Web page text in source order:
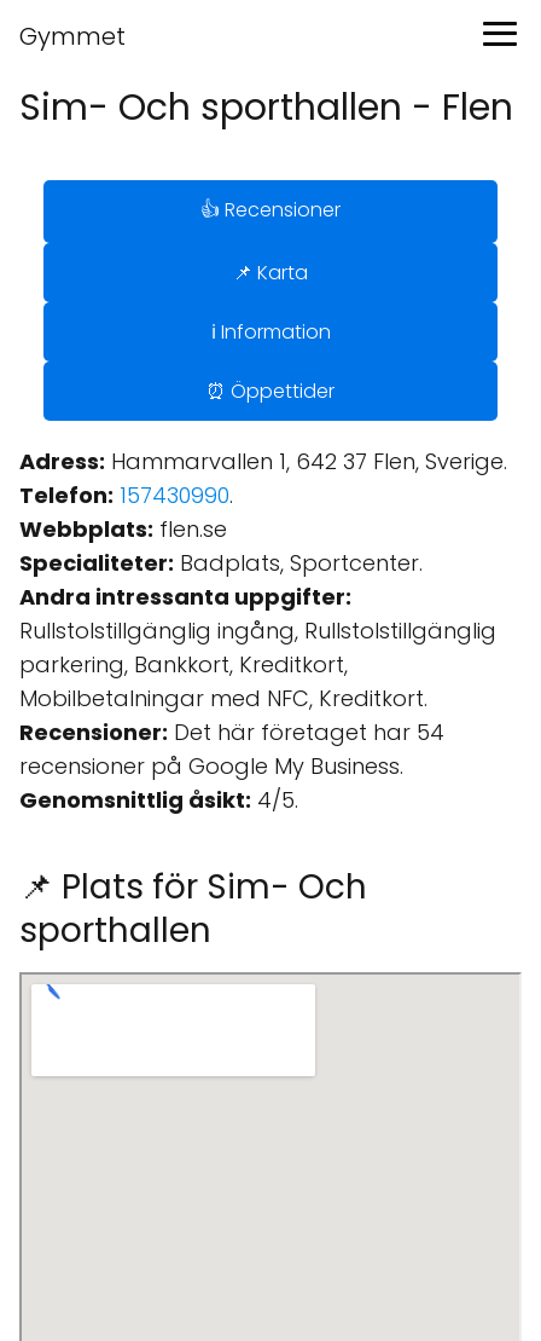
Gymmet
Sim- Och sporthallen - Flen
👍 Recensioner
📌 Karta
ℹ️ Information
⏰ Öppettider
Adress: Hammarvallen 1, 642 37 Flen, Sverige.
Telefon: 157430990.
Webbplats: flen.se
Specialiteter: Badplats, Sportcenter.
Andra intressanta uppgifter:
Rullstolstillgänglig ingång, Rullstolstillgänglig
parkering, Bankkort, Kreditkort,
Mobilbetalningar med NFC, Kreditkort.
Recensioner: Det här företaget har 54
recensioner på Google My Business.
Genomsnittlig åsikt: 4/5.
📌 Plats för Sim- Och
sporthallen